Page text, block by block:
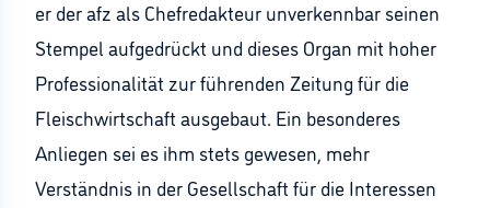
er der afz als Chefredakteur unverkennbar seinen
Stempel aufgedrückt und dieses Organ mit hoher
Professionalität zur führenden Zeitung für die
Fleischwirtschaft ausgebaut. Ein besonderes
Anliegen sei es ihm stets gewesen, mehr
Verständnis in der Gesellschaft für die Interessen